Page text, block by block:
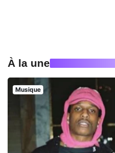
À la une
Musique